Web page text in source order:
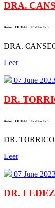
DRA.
Autor: FICHAJE 09-06-2023
DRA.
Leer
07 June 2023
DR.
Autor: FICHAJE 07-06-2023
DR.
Leer
07 June 2023
DR.